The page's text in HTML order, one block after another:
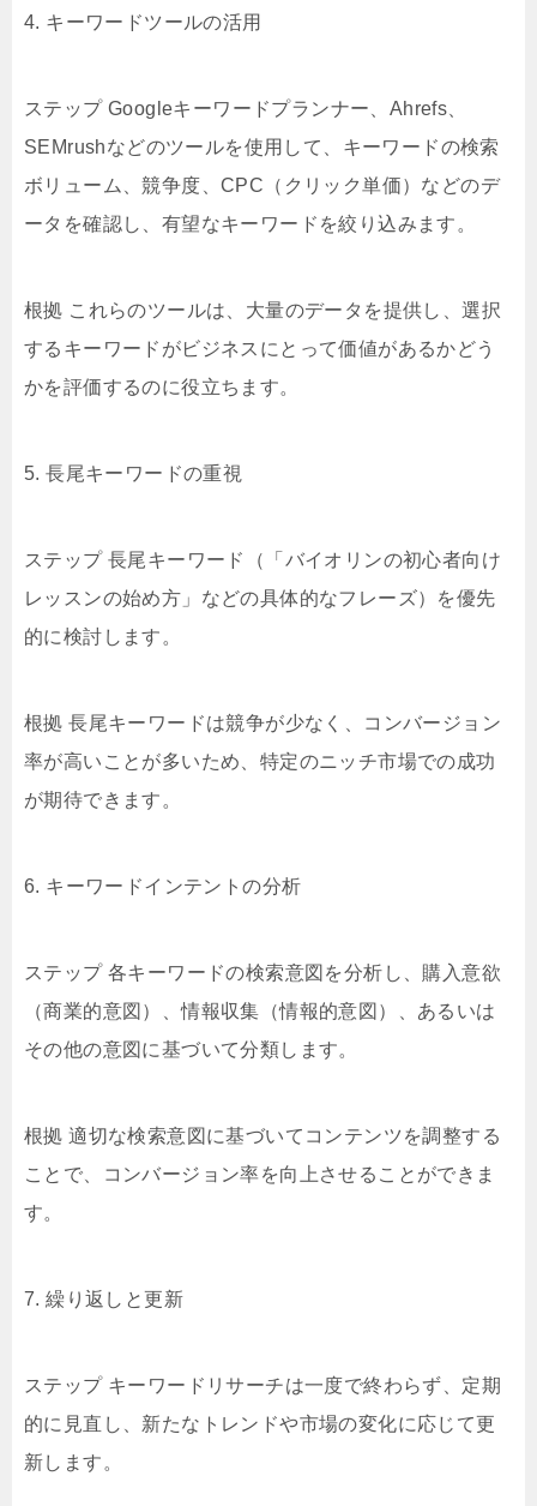
4. キーワードツールの活用
ステップ Googleキーワードプランナー、Ahrefs、
SEMrushなどのツールを使用して、キーワードの検索
ボリューム、競争度、CPC（クリック単価）などのデ
ータを確認し、有望なキーワードを絞り込みます。
根拠 これらのツールは、大量のデータを提供し、選択
するキーワードがビジネスにとって価値があるかどう
かを評価するのに役立ちます。
5. 長尾キーワードの重視
ステップ 長尾キーワード（「バイオリンの初心者向け
レッスンの始め方」などの具体的なフレーズ）を優先
的に検討します。
根拠 長尾キーワードは競争が少なく、コンバージョン
率が高いことが多いため、特定のニッチ市場での成功
が期待できます。
6. キーワードインテントの分析
ステップ 各キーワードの検索意図を分析し、購入意欲
（商業的意図）、情報収集（情報的意図）、あるいは
その他の意図に基づいて分類します。
根拠 適切な検索意図に基づいてコンテンツを調整する
ことで、コンバージョン率を向上させることができま
す。
7. 繰り返しと更新
ステップ キーワードリサーチは一度で終わらず、定期
的に見直し、新たなトレンドや市場の変化に応じて更
新します。